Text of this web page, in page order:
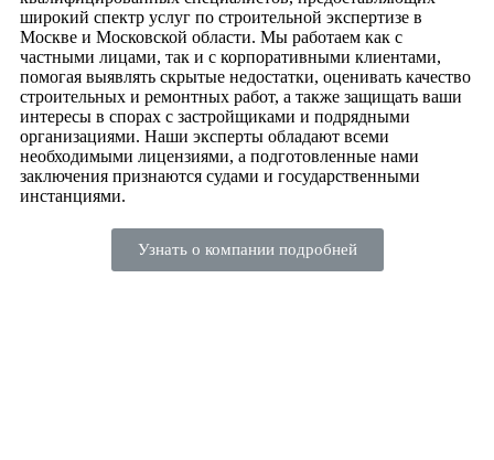
широкий спектр услуг по строительной экспертизе в
Москве и Московской области. Мы работаем как с
частными лицами, так и с корпоративными клиентами,
помогая выявлять скрытые недостатки, оценивать качество
строительных и ремонтных работ, а также защищать ваши
интересы в спорах с застройщиками и подрядными
организациями. Наши эксперты обладают всеми
необходимыми лицензиями, а подготовленные нами
заключения признаются судами и государственными
инстанциями.
Узнать о компании подробней